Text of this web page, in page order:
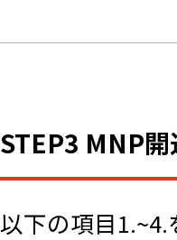
STEP3 MNP開
以下の項目1.~4.